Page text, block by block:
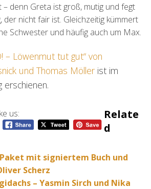
denn Greta ist groß, mutig und fegt
der nicht fair ist. Gleichzeitig kümmert
Schwester und häufig auch um Max.
– Löwenmut tut gut“ von
und Thomas Möller ist im
erschienen.
us:
Relate
D
mit signiertem Buch und
Scherz
– Yasmin Sirch und Nika